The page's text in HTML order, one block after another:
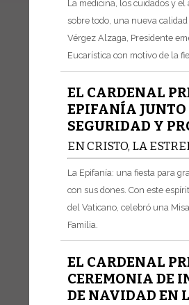
La medicina, los cuidados y
sobre todo, una nueva
Vérgez Alzaga, Presidente
Eucarística con motivo de la
EL CARDENAL
EPIFANÍA JUNTO
SEGURIDAD Y
EN CRISTO, LA
La Epifanía: una fiesta para
con sus dones. Con este
del Vaticano, celebró una
Familia.
EL CARDENAL
CEREMONIA DE
DE NAVIDAD EN